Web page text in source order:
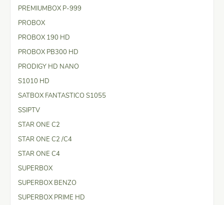
PREMIUMBOX P-999
PROBOX
PROBOX 190 HD
PROBOX PB300 HD
PRODIGY HD NANO
S1010 HD
SATBOX FANTASTICO S1055
SSIPTV
STAR ONE C2
STAR ONE C2 /C4
STAR ONE C4
SUPERBOX
SUPERBOX BENZO
SUPERBOX PRIME HD